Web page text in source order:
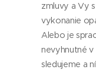
zmluvy a Vy
vykonanie
Alebo je
nevyhnutné v
sledujeme a